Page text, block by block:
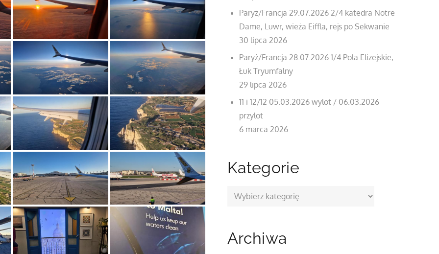
Paryż/Francja 29.07.2026 2/4 katedra Notre
Dame, Luwr, wieża Eiffla, rejs po Sekwanie
30 lipca 2026
Paryż/Francja 28.07.2026 1/4 Pola Elizejskie,
Łuk Tryumfalny
29 lipca 2026
11 i 12/12 05.03.2026 wylot / 06.03.2026
przylot
6 marca 2026
Kategorie
Kategorie
Archiwa